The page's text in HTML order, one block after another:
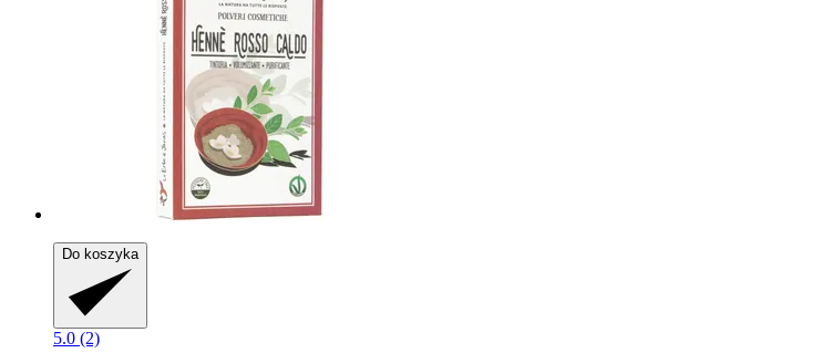
Do koszyka
5.0 (2)